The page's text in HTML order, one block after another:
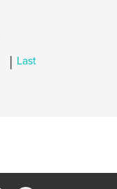
| Last